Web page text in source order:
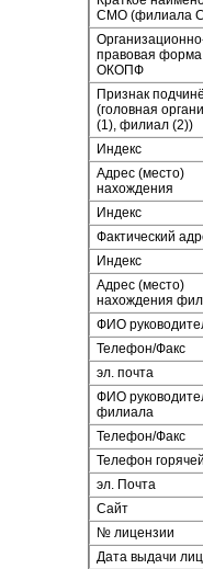
СМО (филиала
правовая форма
ОКОПФ
Признак
(головная
(1), филиал (2))
Индекс
Адрес (место)
нахождения
Индекс
Фактический
Индекс
Адрес (место)
нахождения
ФИО
Телефон/Факс
эл. почта
ФИО
филиала
Телефон/Факс
Телефон
эл. Почта
Сайт
№ лицензии
Дата выдачи